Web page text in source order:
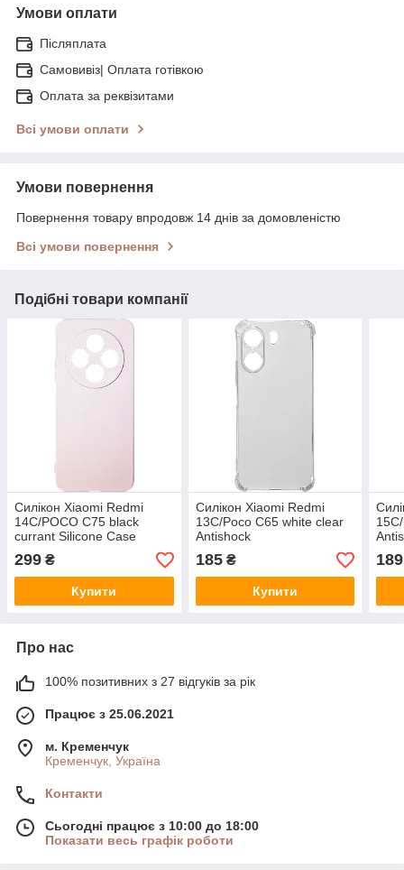
Умови оплати
Післяплата
Самовивіз| Оплата готівкою
Оплата за реквізитами
Всі умови оплати
Умови повернення
Повернення товару впродовж 14 днів за домовленістю
Всі умови повернення
Подібні товари компанії
Силікон Xiaomi Redmi
14C/POCO C75 black
currant Silicone Case
299 ₴
Купити
Силікон Xiaomi Redmi
13C/Poco C65 white clear
Antishock
185₴
Купити
189
Про нас
100% позитивних з 27 відгуків за рік
Працює з 25.06.2021
м. Кременчук
Кременчук, Україна
Контакти
Сьогодні працює з 10:00 до 18:00
Показати весь графік роботи